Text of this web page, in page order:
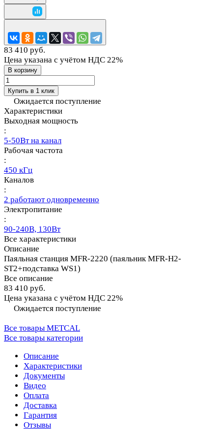
83 410 руб.
Цена указана с учётом НДС 22%
В корзину
Купить в 1 клик
Ожидается поступление
Характеристики
Выходная мощность
:
5-50Вт на канал
Рабочая частота
:
450 кГц
Каналов
:
2 работают одновременно
Электропитание
:
90-240В, 130Вт
Все характеристики
Описание
Паяльная станция MFR-2220 (паяльник MFR-H2-
ST2+подставка WS1)
Все описание
83 410 руб.
Цена указана с учётом НДС 22%
Ожидается поступление
Все товары METCAL
Все товары категории
Описание
Характеристики
Документы
Видео
Оплата
Доставка
Гарантия
Отзывы